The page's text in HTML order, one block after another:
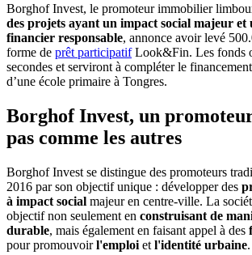
Borghof Invest, le promoteur immobilier
des projets ayant un impact social majeur et
financier responsable, annonce avoir levé
forme de prêt participatifLook&Fin. Les fonds
secondes et serviront à compléter le
d’une école primaire à Tongres.
Borghof Invest, un
pas comme les autres
Borghof Invest se distingue des promoteurs
2016 par son objectif unique : développer des
à impact social majeur en centre-ville. La
objectif non seulement en construisant de
durable, mais également en faisant appel à des
pour promouvoirl'emploi et l'identité urbaine.